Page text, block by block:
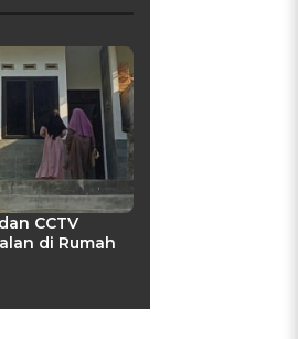
CCTV
di Rumah